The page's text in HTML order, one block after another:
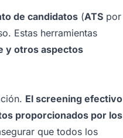
de candidatos (ATS por
Estas herramientas
y otros aspectos
El screening efectivo
proporcionados por los
que todos los